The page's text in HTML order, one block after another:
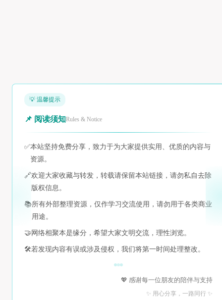
💡 温馨提示
📌 阅读须知Rules & Notice
✅本站坚持免费分享，致力于为大家提供实用、优质的内容与
资源。
🔗欢迎大家收藏与转发，转载请保留本站链接，请勿私自去除
版权信息。
📚所有外部整理资源，仅作学习交流使用，请勿用于各类商业
用途。
🤝 网络相聚本是缘分，希望大家文明交流，理性浏览。
🛠️若发现内容有误或涉及侵权，我们将第一时间处理整改。
💖 感谢每一位朋友的陪伴与支持
✨ 用心分享，一路同行 ✨